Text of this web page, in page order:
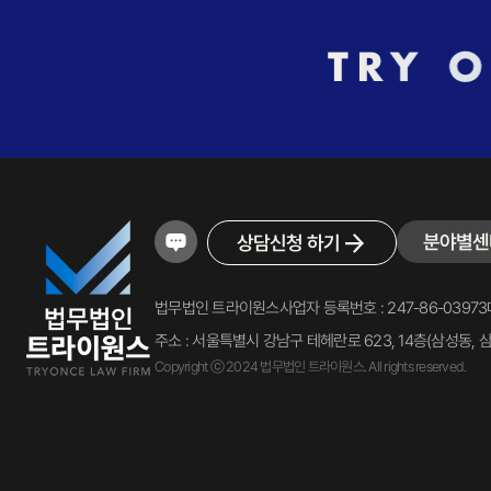
상담신청 하기 분야별
법무법인 트라이원스사업자 등록번호 : 247-86-03973
주소 : 서울특별시 강남구 테헤란로 623, 14층(삼성동,
Copyright ⓒ 2024 법무법인 트라이원스. All rights reserved.